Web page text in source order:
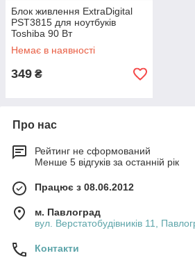
Блок живлення ExtraDigital
PST3815 для ноутбуків
Toshiba 90 Вт
Немає в наявності
349 ₴
Про нас
Рейтинг не сформований
Менше 5 відгуків за останній рік
Працює з 08.06.2012
м. Павлоград
вул. Верстатобудівників 11,
Контакти